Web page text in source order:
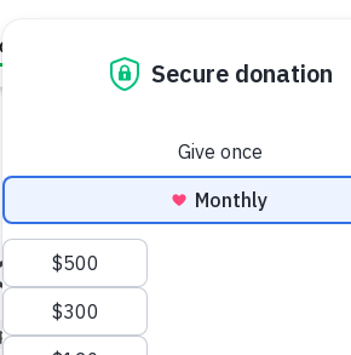
pequeño (de 1 a 3 años)